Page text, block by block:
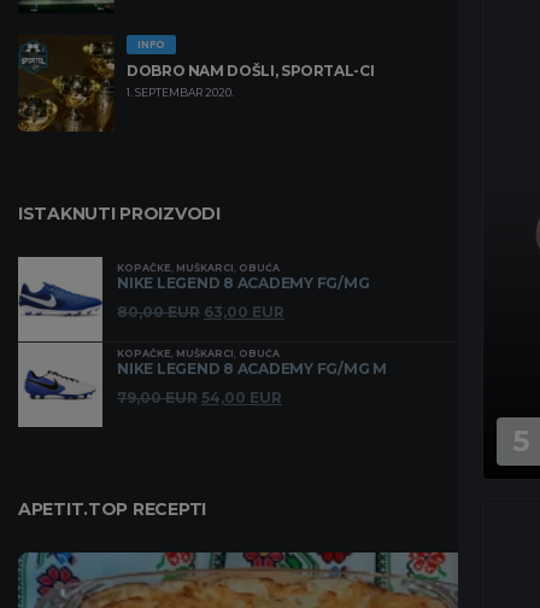
5
INFO
DOBRO NAM DOŠLI, SPORTAL-CI
1. SEPTEMBAR 2020.
ISTAKNUTI PROIZVODI
KOPAČKE MUŠKARCI OBUĆA
NIKE LEGEND 8 ACADEMY FG/MG
80,00EUR Originalna
je
bila:
63,00 EUR
je:
KOPAČKE MUŠKARCI OBUĆA
NIKE LEGEND 8 ACADEMY FG/MG M
79,00EUR Originalna
79,00 EUR.
54,00 EUR
APETIT.TOP RECEPTI